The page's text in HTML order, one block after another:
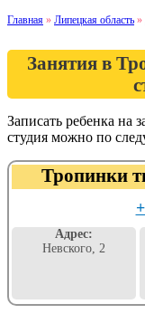
Главная » Липецкая область »
Занятия в
Записать ребенка на
студия можно по
Тропинки
Адрес:
Невского, 2